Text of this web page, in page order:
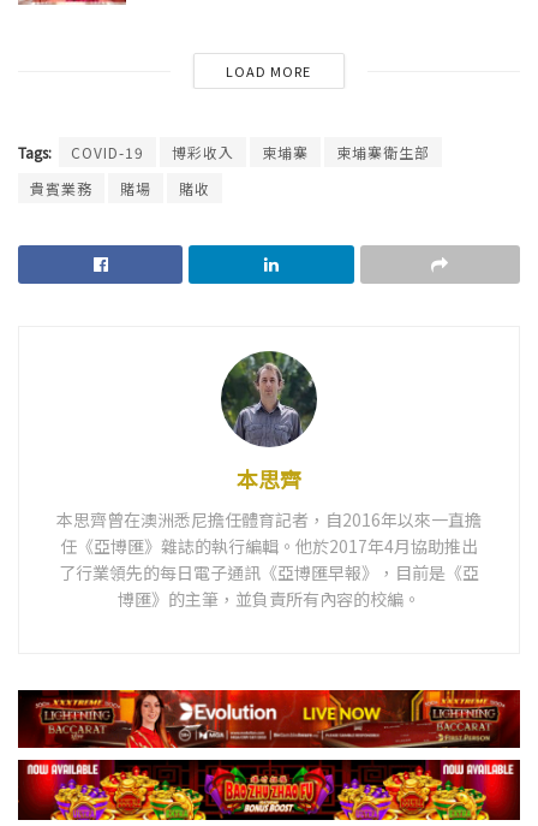
LOAD MORE
Tags: COVID-19 博彩收入 柬埔寨
柬埔寨衛生部
貴賓業務
賭場 賭收
本思齊
本思齊曾在澳洲悉尼擔任體育記者，自2016年以來一直擔
任《亞博匯》雜誌的執行編輯。他於2017年4月協助推出
了行業領先的每日電子通訊《亞博匯早報》，目前是《亞
博匯》的主筆，並負責所有內容的校編。